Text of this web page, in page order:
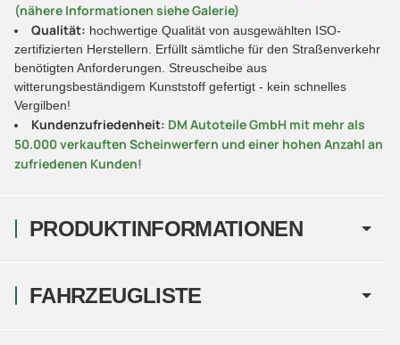
PRODUKTINFORMATIONEN
(nähere Informationen siehe Galerie)
Qualität: hochwertige Qualität von ausgewählten ISO-
zertifizierten Herstellern. Erfüllt sämtliche für den Straßenverkehr
benötigten Anforderungen. Streuscheibe aus
witterungsbeständigem Kunststoff gefertigt - kein schnelles
Vergilben!
Kundenzufriedenheit: DM Autoteile GmbH mit mehr als
50.000 verkauften Scheinwerfern und einer hohen Anzahl an
zufriedenen Kunden!
FAHRZEUGLISTE